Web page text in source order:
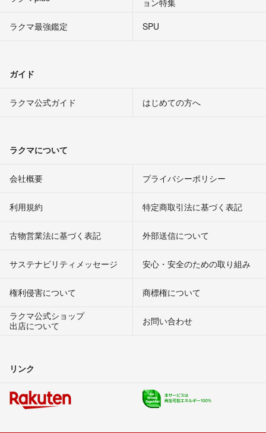
ョン特集
ラクマ最強鑑定
SPU
ガイド
ラクマ公式ガイド はじめての方へ
ラクマについて
会社概要 プライバシーポリシー
利用規約 特定商取引法に基づく表記
古物営業法に基づく表記 外部送信について
サステナビリティメッセージ 安心・安全のための取り組み
権利侵害について
商標権について
ラクマ公式ショップ
出店について
お問い合わせ
リンク